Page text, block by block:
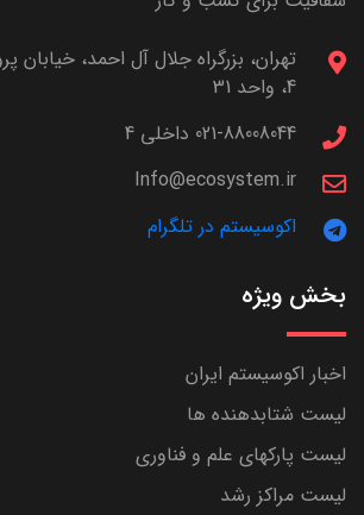
4، واحد 31
021-88008044 داخلی 4
Info@ecosystem.ir
اکوسیستم در تلگرام
بخش ویژه
اخبار اکوسیستم ایران
لیست شتابدهنده ها
لیست پارکهای علم و فناوری
لیست مراکز رشد